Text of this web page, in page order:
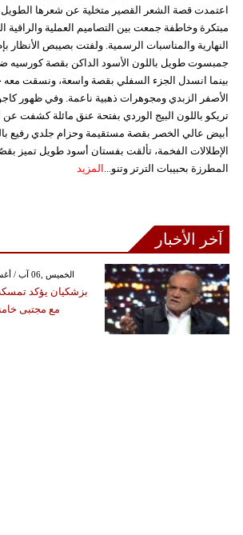
اعتمدت قصة الشعر القصير متخلية عن شعرها الطويل
مبتكرة وخاطفة جمعت بين التصاميم العملية والراقية
النهارية والمناسبات الرسمية. ولفتت بصيبص الأنظار
جمبسوت طويل باللون الأسود الداكن بقصة كورسيه
بينما انسدل الجزء السفلي بقصة واسعة، ونسقت معه
الأصفر الزبدي ومجوهرات ذهبية ناعمة. وفي ظهور
تريكو باللون البيج الوردي بفتحة عنق مائلة كشفت عن
أبيض عالي الخصر بقصة مستقيمة وحزام جلدي رفيع
الإطلالات الفخمة، تألقت بفستان أسود طويل تميز
المطرزة بحبيبات الترتر وتنو... المزيد
آخر الأخبار
GMT 21:30 2026 الخميس ,06 آب / أغسطس
بزشكيان يؤكد
مع مجتبى